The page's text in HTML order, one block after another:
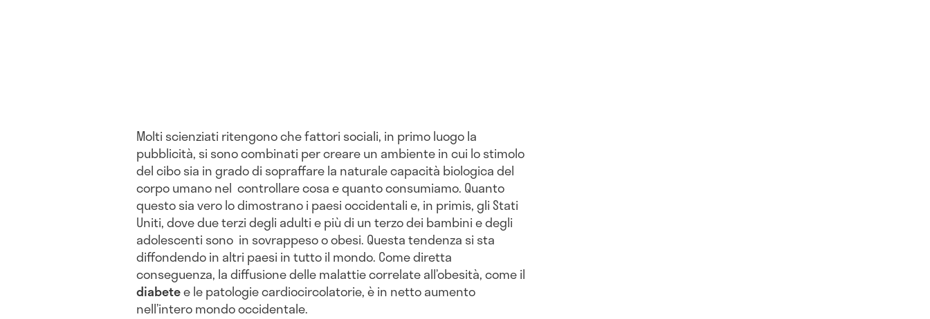
Molti scienziati ritengono che fattori sociali, in primo luogo la
pubblicità, si sono combinati per creare un ambiente in cui lo stimolo
del cibo sia in grado di sopraffare la naturale capacità biologica del
corpo umano nel controllare cosa e quanto consumiamo. Quanto
questo sia vero lo dimostrano i paesi occidentali e, in primis, gli Stati
Uniti, dove due terzi degli adulti e più di un terzo dei bambini e degli
adolescenti sono in sovrappeso o obesi. Questa tendenza si sta
diffondendo in altri paesi in tutto il mondo. Come diretta
conseguenza, la diffusione delle malattie correlate all’obesità, come il
diabetee le patologie cardiocircolatorie, è in netto aumento
nell’intero mondo occidentale.